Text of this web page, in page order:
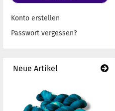
Konto erstellen
Passwort vergessen?
Neue Artikel